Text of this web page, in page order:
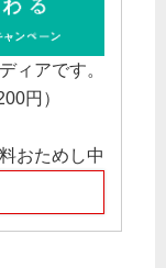
ィアです。
円）
おためし中